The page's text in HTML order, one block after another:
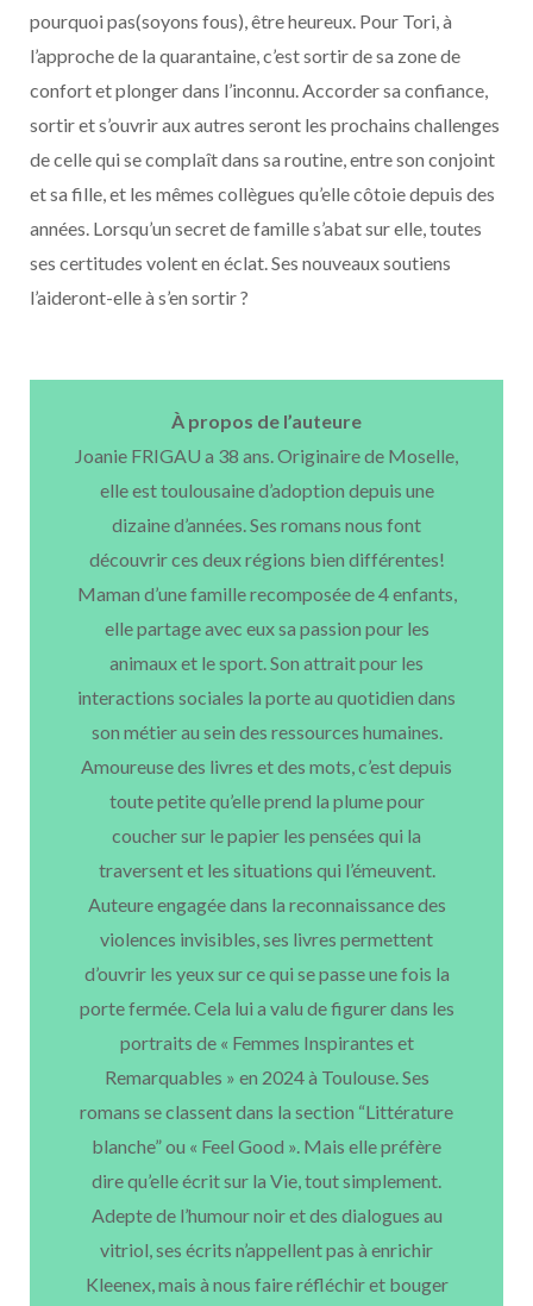
pourquoi pas(soyons fous), être heureux. Pour Tori, à
l’approche de la quarantaine, c’est sortir de sa zone de
confort et plonger dans l’inconnu. Accorder sa confiance,
sortir et s’ouvrir aux autres seront les prochains challenges
de celle qui se complaît dans sa routine, entre son conjoint
et sa fille, et les mêmes collègues qu’elle côtoie depuis des
années. Lorsqu’un secret de famille s’abat sur elle, toutes
ses certitudes volent en éclat. Ses nouveaux soutiens
l’aideront-elle à s’en sortir ?
À propos de l’auteure
Joanie FRIGAU a 38 ans. Originaire de Moselle,
elle est toulousaine d’adoption depuis une
dizaine d’années. Ses romans nous font
découvrir ces deux régions bien différentes!
Maman d’une famille recomposée de 4 enfants,
elle partage avec eux sa passion pour les
animaux et le sport. Son attrait pour les
interactions sociales la porte au quotidien dans
son métier au sein des ressources humaines.
Amoureuse des livres et des mots, c’est depuis
toute petite qu’elle prend la plume pour
coucher sur le papier les pensées qui la
traversent et les situations qui l’émeuvent.
Auteure engagée dans la reconnaissance des
violences invisibles, ses livres permettent
d’ouvrir les yeux sur ce qui se passe une fois la
porte fermée. Cela lui a valu de figurer dans les
portraits de « Femmes Inspirantes et
Remarquables » en 2024 à Toulouse. Ses
romans se classent dans la section “Littérature
blanche” ou « Feel Good ». Mais elle préfère
dire qu’elle écrit sur la Vie, tout simplement.
Adepte de l’humour noir et des dialogues au
vitriol, ses écrits n’appellent pas à enrichir
Kleenex, mais à nous faire réfléchir et bouger